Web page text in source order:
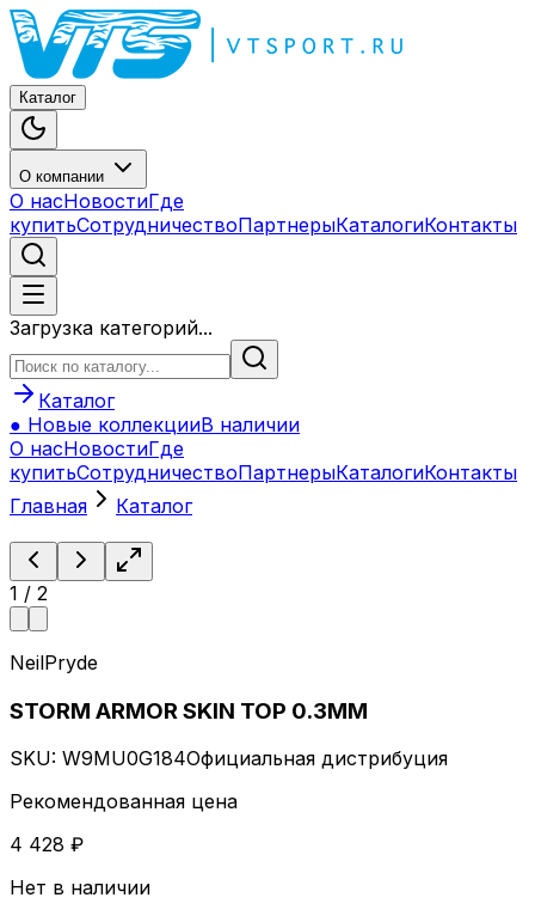
Каталог
О компании
О насНовостиГде
купитьСотрудничествоПартнерыКаталогиКонтакты
Загрузка категорий...
Каталог
● Новые коллекцииВ наличии
О насНовостиГде
купитьСотрудничествоПартнерыКаталогиКонтакты
Главная
Каталог
1 / 2
NeilPryde
STORM ARMOR SKIN TOP 0.3MM
SKU: W9MU0G184Официальная дистрибуция
Рекомендованная цена
4 428 ₽
Нет в наличии